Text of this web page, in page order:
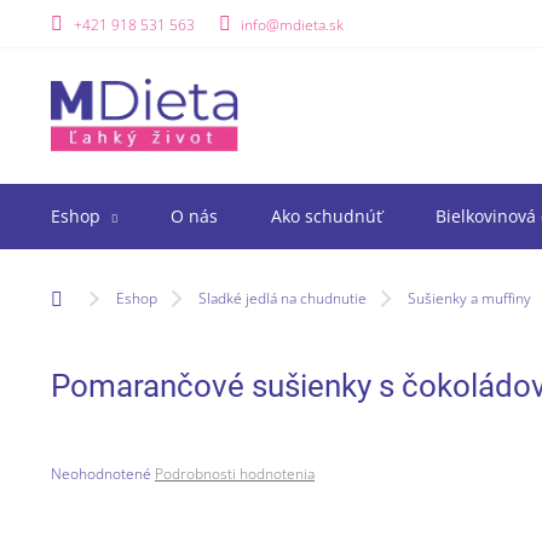
+421 918 531 563 info@mdieta.sk
Eshop O nás Ako schudnúť Bielkovinová
DomovEshop Sladké jedlá na chudnutie Sušienky a muffiny
Pomarančové sušienky s
Priemerné
Neohodnotené Podrobnosti hodnotenia